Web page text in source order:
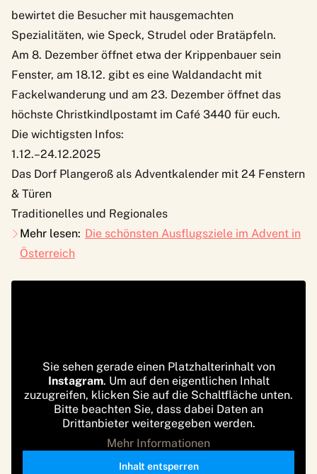
bewirtet die Besucher mit hausgemachten
Spezialitäten, wie Speck, Strudel oder Bratäpfeln.
Am 8. Dezember öffnet etwa der Krippenbauer sein
Fenster, am 18.12. gibt es eine Waldandacht mit
Fackelwanderung und am 23. Dezember öffnet das
höchste Christkindlpostamt im Café 3440 für euch.
Die wichtigsten Infos:
1.12.–24.12.2025
Das Dorf Plangeroß als Adventkalender mit 24 Fenstern
& Türen
Traditionelles und Regionales
Mehr lesen: Die schönsten Ausflugsziele im Advent in
Österreich
Sie sehen gerade einen Platzhalterinhalt von
Instagram. Um auf den eigentlichen Inhalt
zuzugreifen, klicken Sie auf die Schaltfläche unten.
Bitte beachten Sie, dass dabei Daten an
Drittanbieter weitergegeben werden.
Mehr Informationen
Inhalt entsperren